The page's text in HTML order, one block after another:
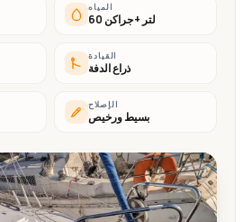
المياه
60 لتر + جراكن
القيادة
ذراع الدفة
الإصلاح
بسيط ورخيص